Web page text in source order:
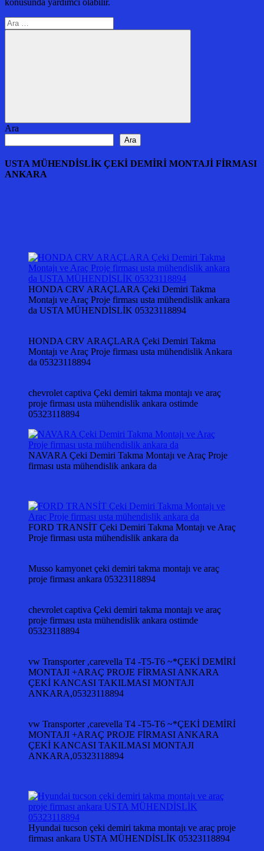
Arama:
Ara
Ara
Ara
USTA MÜHENDİSLİK ÇEKİ DEMİRİ MONTAJİ FİRMASI
ANKARA
HONDA CRV ARAÇLARA Çeki Demiri Takma
Montajı ve Araç Proje firması usta mühendislik ankara
da USTA MÜHENDİSLİK 05323118894
HONDA CRV ARAÇLARA Çeki Demiri Takma
Montajı ve Araç Proje firması usta mühendislik Ankara
da 05323118894
chevrolet captiva Çeki demiri takma montajı ve araç
proje firması usta mühendislik ankara ostimde
05323118894
NAVARA Çeki Demiri Takma Montajı ve Araç Proje
firması usta mühendislik ankara da
FORD TRANSİT Çeki Demiri Takma Montajı ve Araç
Proje firması usta mühendislik ankara da
Musso kamyonet çeki demiri takma montajı ve araç
proje firması ankara 05323118894
chevrolet captiva Çeki demiri takma montajı ve araç
proje firması usta mühendislik ankara ostimde
05323118894
vw Transporter ,carevella T4 -T5-T6 ~*ÇEKİ DEMİRİ
MONTAJI +ARAÇ PROJE FİRMASI ANKARA
ÇEKİ KANCASI TAKILMASI MONTAJI
ANKARA,05323118894
vw Transporter ,carevella T4 -T5-T6 ~*ÇEKİ DEMİRİ
MONTAJI +ARAÇ PROJE FİRMASI ANKARA
ÇEKİ KANCASI TAKILMASI MONTAJI
ANKARA,05323118894
Hyundai tucson çeki demiri takma montajı ve araç proje
firması ankara USTA MÜHENDİSLİK 05323118894